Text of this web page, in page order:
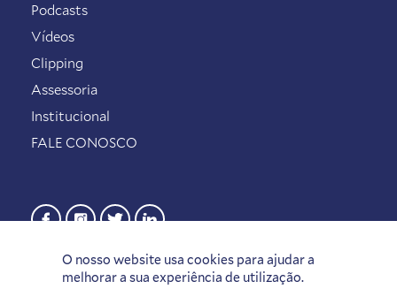
O nosso website usa cookies para ajudar a
melhorar a sua experiência de utilização.
Podcasts
Vídeos
Clipping
Assessoria
Institucional
FALE CONOSCO